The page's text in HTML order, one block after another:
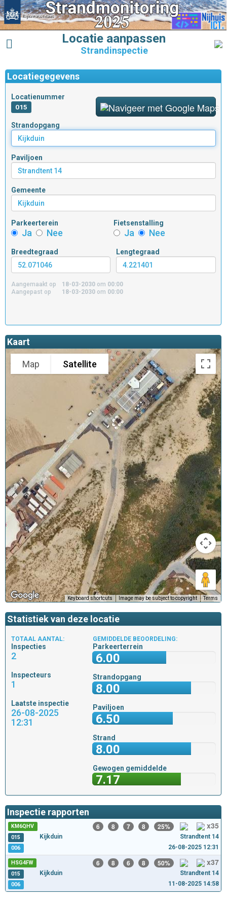
Locatie aanpassen
Strandinspectie
Locatiegegevens
Locatienummer
015
Strandopgang
Paviljoen
Gemeente
Parkeerterein
Ja Nee
Fietsenstalling
Ja Nee
Breedtegraad Lengtegraad
Aangemaakt op 18-03-2030 om 00:00
Aangepast op
18-03-2030 om 00:00
Kaart
Map Satellite
Keyboard shortcuts Image may be subject to copyright Terms
Statistiek van deze locatie
TOTAAL AANTAL:
Inspecties
2
Inspecteurs
1
Laatste inspectie
26-08-2025
12:31
GEMIDDELDE BEOORDELING:
Parkeerterrein
6.00
Strandopgang
8.00
Paviljoen
6.50
Strand
8.00
Gewogen gemiddelde
7.17
Inspectie rapporten
KM6QHV 6 8 7 8 25% x35
015 Kijkduin Strandtent 14
006 26-08-2025 12:31
HSG4FW 6 8 6 8 50% x37
015 Kijkduin Strandtent 14
006 11-08-2025 14:58